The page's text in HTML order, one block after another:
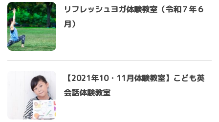
リフレッシュヨガ体験教室（令和７年６
月）
【2021年10・11月体験教室】こども英
会話体験教室